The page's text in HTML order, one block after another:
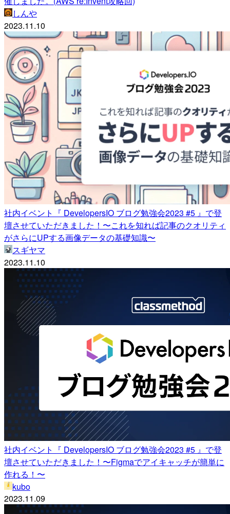
しんや
2023.11.10
社内イベント『 DevelopersIO ブログ勉強会2023 #5 』で登
壇させていただきました！〜これを知れば記事のクオリティ
がさらにUPする画像データの基礎知識〜
スギヤマ
2023.11.10
社内イベント『 DevelopersIO ブログ勉強会2023 #5 』で登
壇させていただきました！〜Figmaでアイキャッチが簡単に
作れる！〜
kubo
2023.11.09